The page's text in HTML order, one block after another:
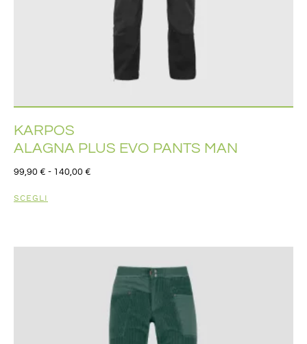
KARPOS
ALAGNA PLUS EVO PANTS MAN
99,90 € - 140,00 €
SCEGLI